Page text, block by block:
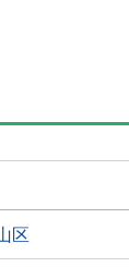
区